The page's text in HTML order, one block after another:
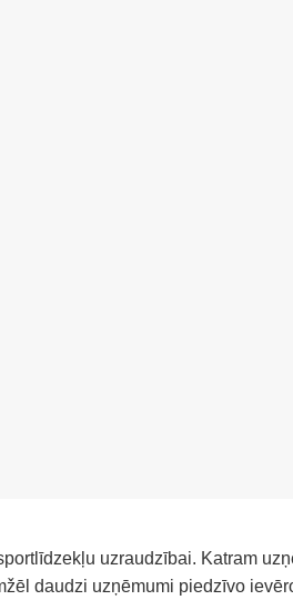
uzraudzībai. Katram
daudzi uzņēmumi piedzīvo